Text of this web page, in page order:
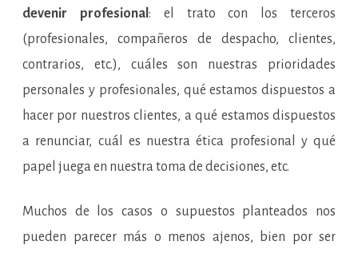
devenir profesional : el trato con los terceros
(profesionales, compañeros de despacho, clientes,
contrarios, etc.), cuáles son nuestras prioridades
personales y profesionales, qué estamos dispuestos a
hacer por nuestros clientes, a qué estamos dispuestos
a renunciar, cuál es nuestra ética profesional y qué
papel juega en nuestra toma de decisiones, etc.
Muchos de los casos o supuestos planteados nos
pueden parecer más o menos ajenos, bien por ser